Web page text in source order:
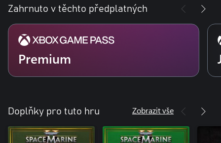
Zahrnuto v těchto předplatných
Premium
Doplňky pro tuto hru Zobrazit vše